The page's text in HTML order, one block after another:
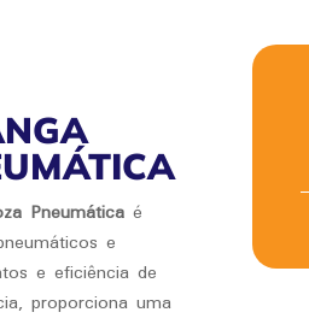
Pneumática é
e
e eficiência de
proporciona uma